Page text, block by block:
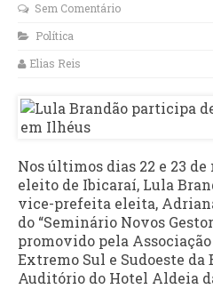
Sem Comentário
Política
Elias Reis
Nos últimos dias 22 e 23
eleito de Ibicaraí, Lula
vice-prefeita eleita,
do “Seminário Novos
promovido pela
Extremo Sul e Sudoeste da
Auditório do Hotel Aldeia